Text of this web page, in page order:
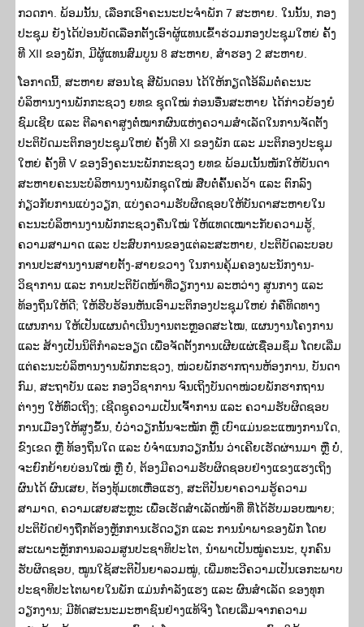
ກວດກາ. ພ້ອມນັ້ນ, ເລືອກເອົາຄະນະປະຈໍາພັກ 7 ສະຫາຍ. ໃນນັ້ນ, ກອງ
ປະຊຸມ ຍັງໄດ້ປ່ອນບັດເລືອກຕັ້ງເອົາຜູ້ແທນເຂົ້າຮ່ວມກອງປະຊຸມໃຫຍ່ ຄັ້ງ
ທີ XII ຂອງພັກ, ມີຜູ້ແທນສົມບູນ 8 ສະຫາຍ, ສໍາຮອງ 2 ສະຫາຍ.
ໂອກາດນີ້, ສະຫາຍ ສອນໄຊ ສີພັນດອນ ໄດ້ໃຫ້ກຽດໂອ້ລົມຕໍ່ຄະນະ
ບໍລິຫານງານພັກກະຊວງ ຍທຂ ຊຸດໃໝ່ ກ່ອນອື່ນສະຫາຍ ໄດ້ກ່າວຍ້ອງຍໍ
ຊົມເຊີຍ ແລະ ຕີລາຄາສູງຕໍ່ໝາກຜົນແຫ່ງຄວາມສຳເລັດໃນການຈັດຕັ້ງ
ປະຕິບັດມະຕິກອງປະຊຸມໃຫຍ່ ຄັ້ງທີ XI ຂອງພັກ ແລະ ມະຕິກອງປະຊຸມ
ໃຫຍ່ ຄັ້ງທີ V ຂອງອົງຄະນະພັກກະຊວງ ຍທຂ ພ້ອມເນັ້ນໜັກໃຫ້ບັນດາ
ສະຫາຍຄະນະບໍລິຫານງານພັກຊຸດໃໝ່ ສືບຕໍ່ຄົ້ນຄວ້າ ແລະ ຕົກລົງ
ກ່ຽວກັບການແບ່ງວຽກ, ແບ່ງຄວາມຮັບຜິດຊອບໃຫ້ບັນດາສະຫາຍໃນ
ຄະນະບໍລິຫານງານພັກກະຊວງຄືນໃໝ່ ໃຫ້ແທດເໝາະກັບຄວາມຮູ້,
ຄວາມສາມາດ ແລະ ປະສົບການຂອງແຕ່ລະສະຫາຍ, ປະຕິບັດລະບອບ
ການປະສານງານສາຍຕັ້ງ-ສາຍຂວາງ ໃນການຄຸ້ມຄອງພະນັກງານ-
ວິຊາການ ແລະ ການປະຕິບັດໜ້າທີ່ວຽກງານ ລະຫວ່າງ ສູນກາງ ແລະ
ທ້ອງຖິ່ນໃຫ້ດີ; ໃຫ້ຮີບຮ້ອນຫັນເອົາມະຕິກອງປະຊຸມໃຫຍ່ ກໍຄືທິດທາງ
ແຜນການ ໃຫ້ເປັນແຜນດໍາເນີນງານຕະຫຼອດສະໄໝ, ແຜນງານໂຄງການ
ແລະ ສ້າງເປັນນິຕິກຳລະອຽດ ເພື່ອຈັດຕັ້ງການເຜີຍແຜ່ເຊື່ອມຊຶມ ໂດຍເລີ່ມ
ແຕ່ຄະນະບໍລິຫານງານພັກກະຊວງ, ໜ່ວຍພັກຮາກຖານຫ້ອງການ, ບັນດາ
ກົມ, ສະຖາບັນ ແລະ ກອງວິຊາການ ຈົນເຖິງບັນດາໜ່ວຍພັກຮາກຖານ
ຕ່າງໆ ໃຫ້ທົ່ວເຖິງ; ເຊີດຊູຄວາມເປັນເຈົ້າການ ແລະ ຄວາມຮັບຜິດຊອບ
ການເມືອງໃຫ້ສູງຂຶ້ນ, ບໍ່ວ່າວຽກນັ້ນຈະໝັກ ຫຼື ເບົາແມ່ນຂະແໜງການໃດ,
ຂົງເຂດ ຫຼື ທ້ອງຖິ່ນໃດ ແລະ ບໍ່ຈຳແນກວຽກນັ້ນ ວ່າເຄີຍເຮັດຜ່ານມາ ຫຼື ບໍ່,
ຈະຍົກຍ້າຍບ່ອນໃໝ່ ຫຼື ບໍ່, ຕ້ອງມີຄວາມຮັບຜິດຊອບຢ່າງແຂງແຮງເຖິງ
ຜົນໄດ້ ຜົນເສຍ, ຕ້ອງທຸ້ມເທເຫື່ອແຮງ, ສະຕິປັນຍາຄວາມຮູ້ຄວາມ
ສາມາດ, ຄວາມເສຍສະຫຼະ ເພື່ອເຮັດສຳເລັດໜ້າທີ່ ທີ່ໄດ້ຮັບມອບໝາຍ;
ປະຕິບັດຢ່າງຖືກຕ້ອງຫຼັກການເຮັດວຽກ ແລະ ການນໍາພາຂອງພັກ ໂດຍ
ສະເພາະຫຼັກການລວມສູນປະຊາທິປະໄຕ, ນໍາພາເປັນໝູ່ຄະນະ, ບຸກຄົນ
ຮັບຜິດຊອບ, ໝູນໃຊ້ສະຕິປັນຍາລວມໝູ່, ເພີ່ມທະວີຄວາມເປັນເອກະພາບ
ປະຊາທິປະໄຕພາຍໃນພັກ ແມ່ນກໍາລັງແຮງ ແລະ ຜົນສຳເລັດ ຂອງທຸກ
ວຽກງານ; ມີທັດສະນະມະຫາຊົນຢ່າງແທ້ຈິງ ໂດຍເລີ່ມຈາກຄວາມ